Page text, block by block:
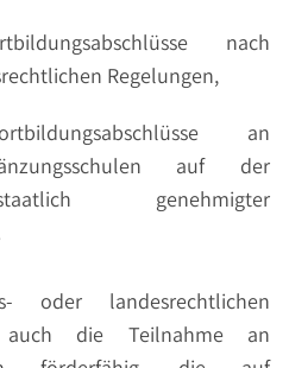
nach
Regelungen,
an
auf der
genehmigter
oder landesrechtlichen
die Teilnahme an